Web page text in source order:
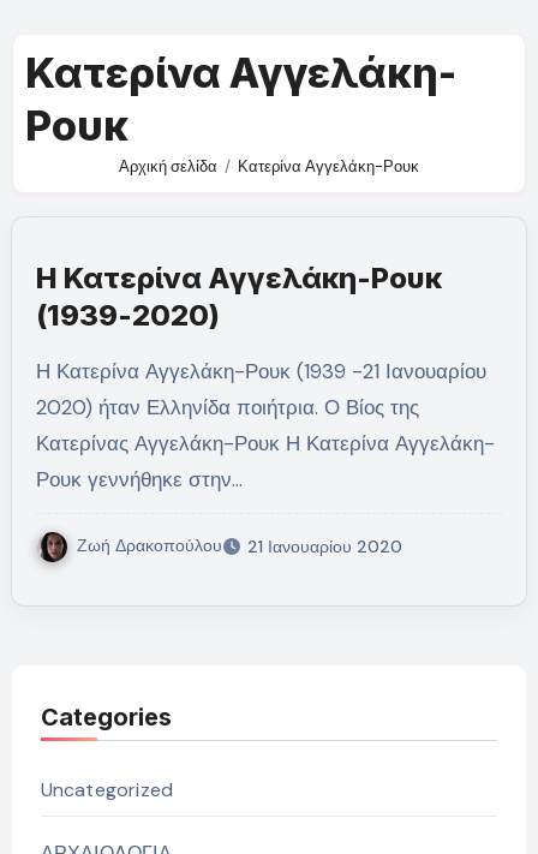
Κατερίνα Αγγελάκη-
Ρουκ
Αρχική σελίδα Κατερίνα Αγγελάκη-Ρουκ
Η Κατερίνα Αγγελάκη-Ρουκ
(1939-2020)
Η Κατερίνα Αγγελάκη-Ρουκ (1939 -21 Ιανουαρίου
2020) ήταν Ελληνίδα ποιήτρια. Ο Βίος της
Κατερίνας Αγγελάκη-Ρουκ Η Κατερίνα Αγγελάκη-
Ρουκ γεννήθηκε στην…
Ζωή Δρακοπούλου 21 Ιανουαρίου 2020
Categories
Uncategorized